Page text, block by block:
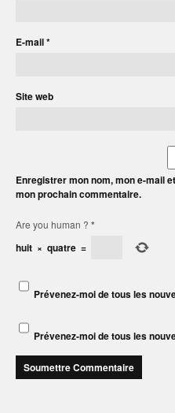
E-mail*
Site web
Enregistrer mon nom, mon e-mail
mon prochain commentaire.
Are you human ? *
huit × quatre =
Prévenez-moi de tous les
Prévenez-moi de tous les